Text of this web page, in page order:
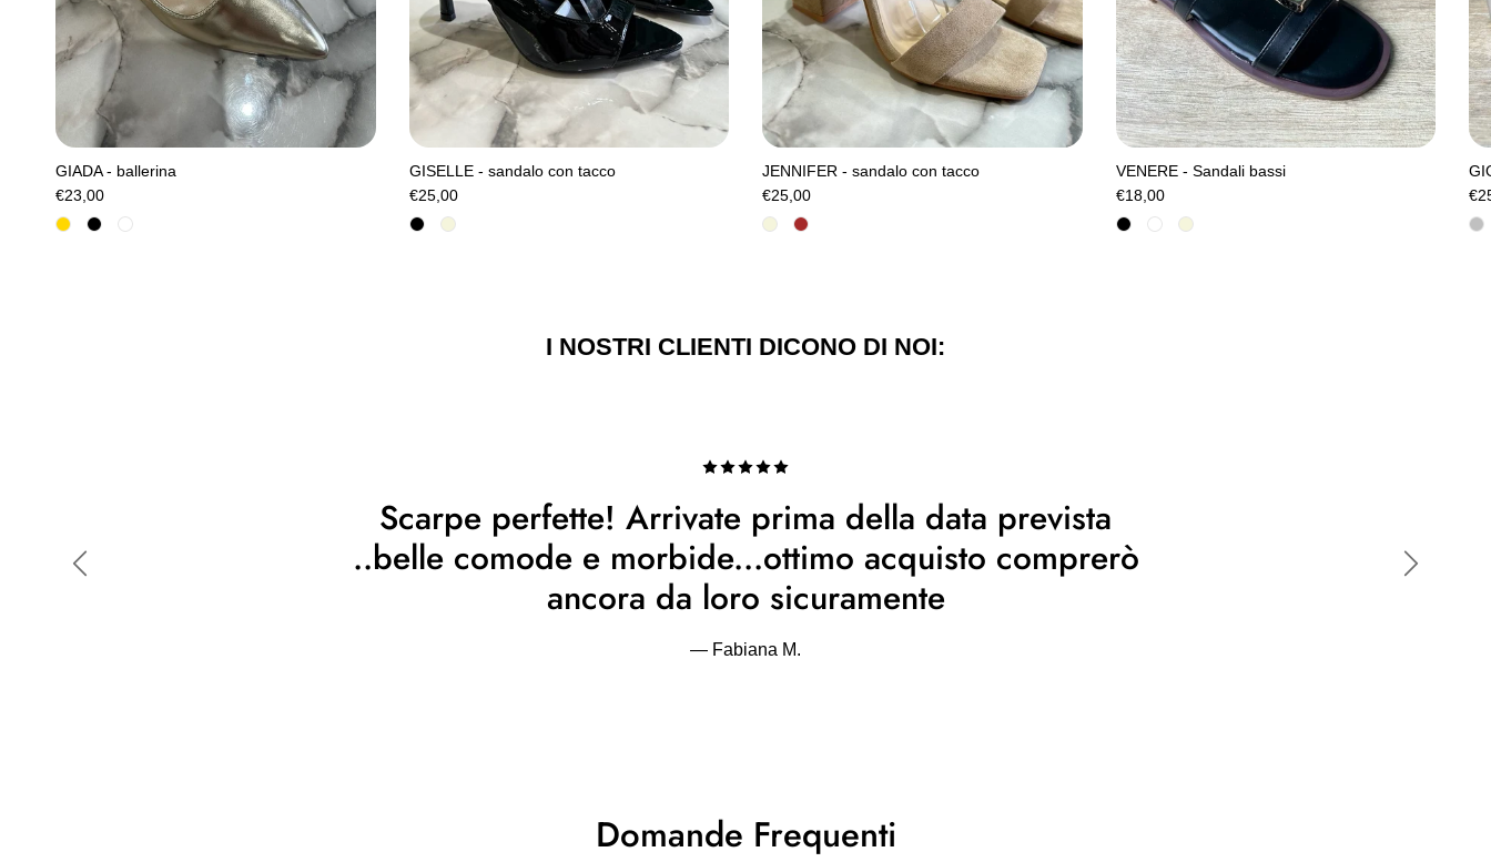
GIADA - ballerina
€23,00
GISELLE - sandalo con tacco
€25,00
JENNIFER - sandalo con tacco
€25,00
VENERE - Sandali bassi
€18,00
I NOSTRI CLIENTI DICONO DI NOI:
Scarpe perfette! Arrivate prima della data prevista
..belle comode e morbide...ottimo acquisto comprerò
ancora da loro sicuramente
— Fabiana M.
Indietro Avanti
Domande Frequenti